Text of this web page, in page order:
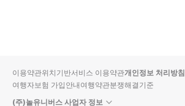
입니
다.
순
상
이용약관위치기반서비스 이용약관개인정보 처리방침
여행자보험 가입안내여행약관분쟁해결기준
(주)놀유니버스 사업자 정보